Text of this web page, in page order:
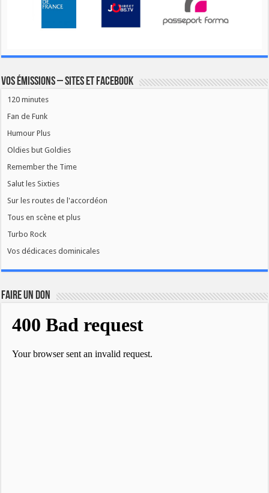
Vos émissions – Sites et Facebook
120 minutes
Fan de Funk
Humour Plus
Oldies but Goldies
Remember the Time
Salut les Sixties
Sur les routes de l'accordéon
Tous en scène et plus
Turbo Rock
Vos dédicaces dominicales
FAIRE UN DON